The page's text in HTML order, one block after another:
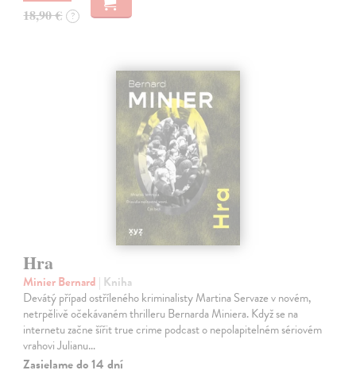
18,90 € ?
Hra
Minier Bernard | Kniha
Devátý případ ostříleného kriminalisty Martina Servaze v novém,
netrpělivě očekávaném thrilleru Bernarda Miniera. Když se na
internetu začne šířit true crime podcast o nepolapitelném sériovém
vrahovi Julianu…
Zasielame do 14 dní